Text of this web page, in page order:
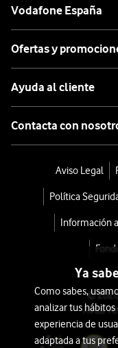
Vodafone España
Ofertas y
Ayuda al cliente
Contacta con
Aviso Legal
Política
Información
© 2026
Avda.
Ya
Como sabes,
analizar tus
experiencia de
adaptada a tus